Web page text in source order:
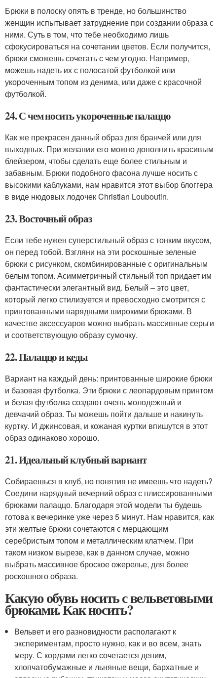
Брюки в полоску опять в тренде, но большинство
женщин испытывает затруднение при создании образа с
ними. Суть в том, что тебе необходимо лишь
сфокусироваться на сочетании цветов. Если получится,
брюки сможешь сочетать с чем угодно. Например,
можешь надеть их с полосатой футболкой или
укороченным топом из денима, или даже с красочной
футболкой.
24. С чем носить укороченные палаццо
Как же прекрасен данный образ для бранчей или для
выходных. При желании его можно дополнить красивым
блейзером, чтобы сделать еще более стильным и
забавным. Брюки подобного фасона лучше носить с
высокими каблуками, нам нравится этот выбор блоггера
в виде нюдовых лодочек Christian Louboutin.
23. Восточный образ
Если тебе нужен суперстильный образ с тонким вкусом,
он перед тобой. Взгляни на эти роскошные зеленые
брюки с рисунком, скомбинированные с оригинальным
белым топом. Асимметричный стильный топ придает им
фантастически элегантный вид. Белый – это цвет,
который легко стилизуется и превосходно смотрится с
принтованными нарядными широкими брюками. В
качестве аксессуаров можно выбрать массивные серьги
и соответствующую образу сумочку.
22. Палаццо и кеды
Вариант на каждый день: принтованные широкие брюки
и базовая футболка. Эти брюки с леопардовым принтом
и белая футболка создают очень молодежный и
девчачий образ. Ты можешь пойти дальше и накинуть
куртку. И джинсовая, и кожаная куртки впишутся в этот
образ одинаково хорошо.
21. Идеальный клубный вариант
Собираешься в клуб, но понятия не имеешь что надеть?
Соедини нарядный вечерний образ с плиссированными
брюками палаццо. Благодаря этой модели ты будешь
готова к вечеринке уже через 5 минут. Нам нравится, как
эти желтые брюки сочетаются с мерцающим
серебристым топом и металлическим клатчем. При
таком низком вырезе, как в данном случае, можно
выбрать массивное броское ожерелье, для более
роскошного образа.
Какую обувь носить с вельветовыми
брюками. Как носить?
Вельвет и его разновидности располагают к
экспериментам, просто нужно, как и во всем, знать
меру. С кордами легко сочетается деним,
хлопчатобумажные и льняные вещи, бархатные и